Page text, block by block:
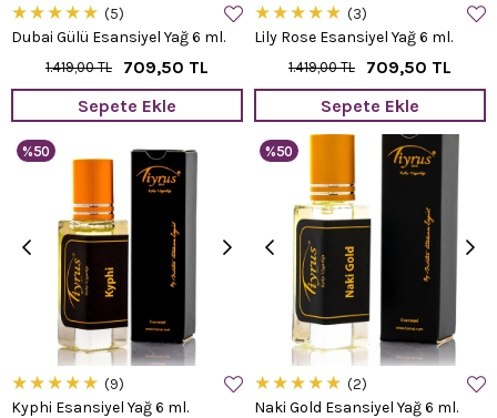
Dubai Gülü Esansiyel Yağ 6 ml.
★★★★★ 5
709,50 TL
1.419,00 TL
Sepete Ekle
Lily Rose Esansiyel Yağ 6 ml.
★★★★★ 3
709,50 TL
1.419,00 TL
Sepete Ekle
Kyphi Esansiyel Yağ 6 ml.
★★★★★ 9
%50
Naki Gold Esansiyel Yağ 6 ml.
★★★★★ 2
%50